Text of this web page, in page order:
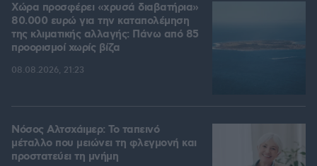
Χώρα προσφέρει «χρυσά διαβατήρια»
80.000 ευρώ για την καταπολέμηση
της κλιματικής αλλαγής: Πάνω από 85
προορισμοί χωρίς βίζα
08.08.2026, 21:23
Νόσος Αλτσχάιμερ: Το ταπεινό
μέταλλο που μειώνει τη φλεγμονή και
προστατεύει τη μνήμη